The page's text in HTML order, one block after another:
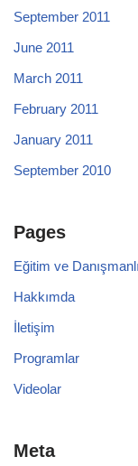
September 2011
June 2011
March 2011
February 2011
January 2011
September 2010
Pages
Eğitim ve
Hakkımda
İletişim
Programlar
Videolar
Meta